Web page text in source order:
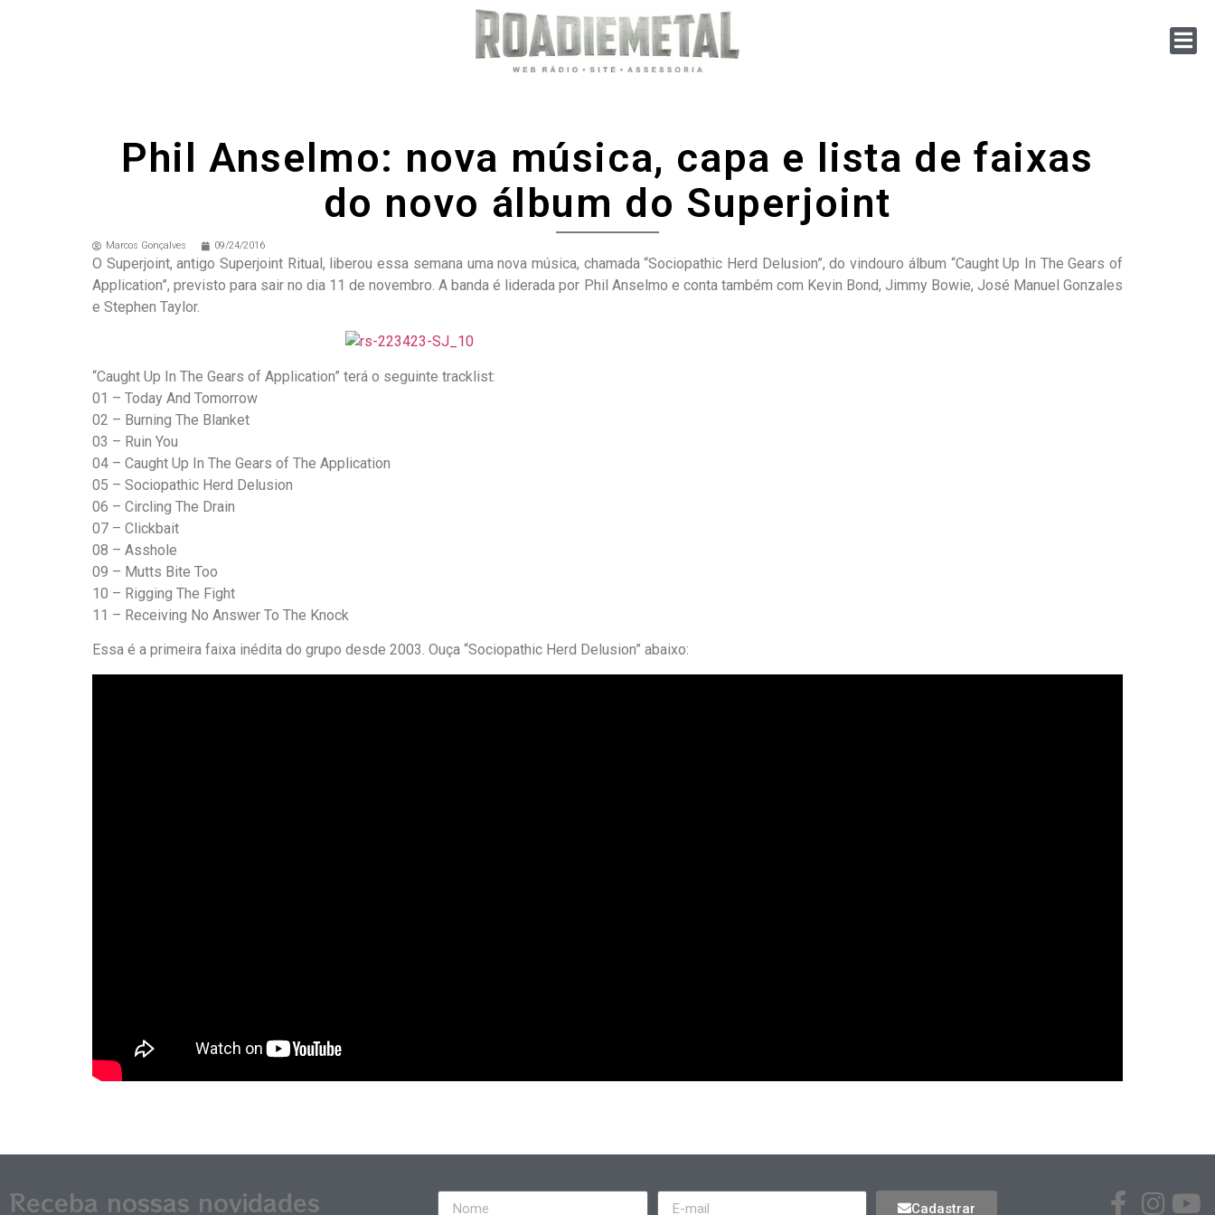
Phil Anselmo: nova música, capa e lista de faixas
do novo álbum do Superjoint
Marcos Gonçalves 09/24/2016
O Superjoint, antigo Superjoint Ritual, liberou essa semana uma nova música, chamada “Sociopathic Herd Delusion”, do vindouro álbum “Caught Up In The Gears of
Application”, previsto para sair no dia 11 de novembro. A banda é liderada por Phil Anselmo e conta também com Kevin Bond, Jimmy Bowie, José Manuel Gonzales
e Stephen Taylor.
“Caught Up In The Gears of Application” terá o seguinte tracklist:
01 – Today And Tomorrow
02 – Burning The Blanket
03 – Ruin You
04 – Caught Up In The Gears of The Application
05 – Sociopathic Herd Delusion
06 – Circling The Drain
07 – Clickbait
08 – Asshole
09 – Mutts Bite Too
10 – Rigging The Fight
11 – Receiving No Answer To The Knock
Essa é a primeira faixa inédita do grupo desde 2003. Ouça “Sociopathic Herd Delusion” abaixo:
Receba nossas novidades Cadastrar